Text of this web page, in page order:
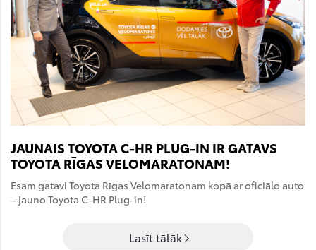
JAUNAIS TOYOTA C-HR PLUG-IN IR GATAVS
TOYOTA RĪGAS VELOMARATONAM!
Esam gatavi Toyota Rīgas Velomaratonam kopā ar oficiālo auto
– jauno Toyota C-HR Plug-in!
Lasīt tālāk